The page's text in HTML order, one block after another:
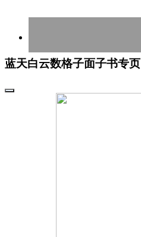
蓝天白云数格子面子书专页